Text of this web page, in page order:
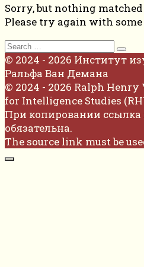
Sorry, but nothing
Please try again with
Search
for:
© 2024 - 2026 Институт
Ральфа Ван Демана
© 2024 - 2026 Ralph
for Intelligence Studies
При копировании ссылка
обязательна.
The source link must be